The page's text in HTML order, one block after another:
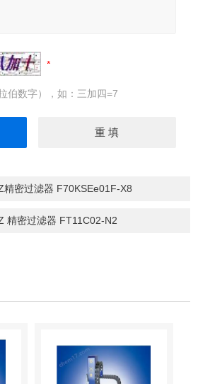
伯数字），如：三加四=7
精密过滤器 F70KSEe01F-X8
精密过滤器 FT11C02-N2